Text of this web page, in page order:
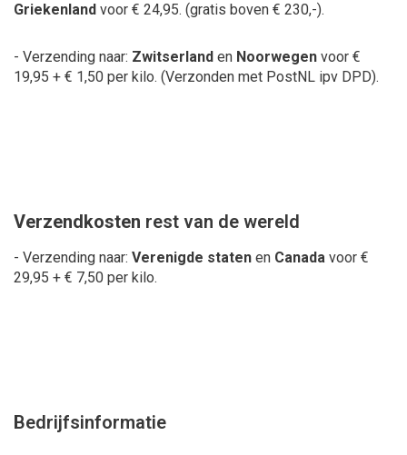
Griekenland voor € 24,95. (gratis boven € 230,-).
- Verzending naar: Zwitserland en Noorwegen voor €
19,95 + € 1,50 per kilo. (Verzonden met PostNL ipv DPD).
Verzendkosten rest van de wereld
- Verzending naar: Verenigde staten en Canada voor €
29,95 + € 7,50 per kilo.
Bedrijfsinformatie